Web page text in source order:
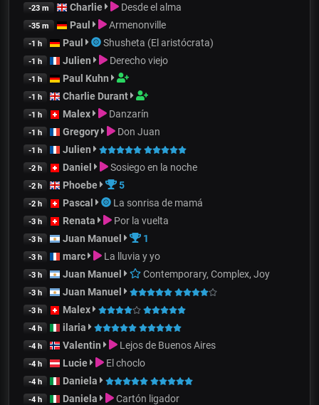
-23 m Charlie Desde el alma
-35 m Paul Armenonville
-1 h Paul Shusheta (El aristócrata)
-1 h Julien Derecho viejo
-1 h Paul Kuhn
-1 h Charlie Durant
-1 h Malex Danzarín
-1 h Gregory Don Juan
-1 h Julien
-2 h Daniel Sosiego en la noche
-2 h Phoebe 5
-2 h Pascal La sonrisa de mamá
-3 h Renata Por la vuelta
-3 h Juan Manuel 1
-3 h marc La lluvia y yo
-3 h Juan Manuel Contemporary, Complex, Joy
-3 h Juan Manuel
-3 h Malex
-4 h ilaria
-4 h Valentin Lejos de Buenos Aires
-4 h Lucie El choclo
-4 h Daniela
-4 h Daniela Cartón ligador